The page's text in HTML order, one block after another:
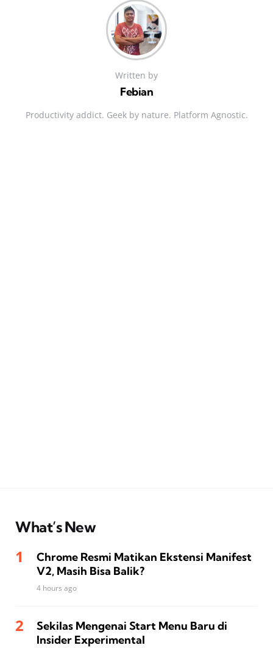
Written by
Febian
Productivity addict. Geek by nature. Platform Agnostic.
What’s New
Chrome Resmi Matikan Ekstensi Manifest
V2, Masih Bisa Balik?
4 hours ago
Sekilas Mengenai Start Menu Baru di
Insider Experimental